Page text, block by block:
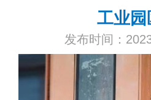
工业
发布时间：